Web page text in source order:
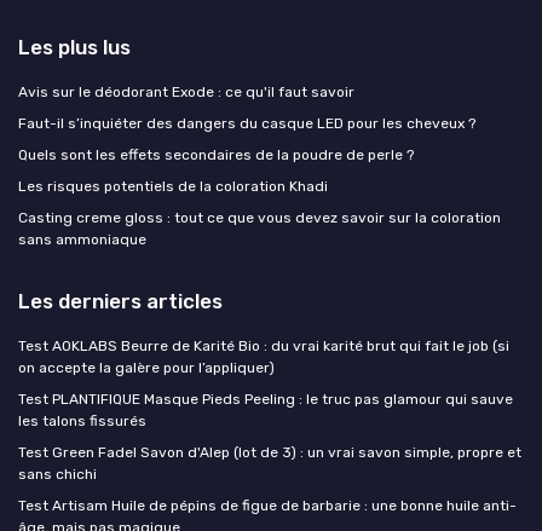
Les plus lus
Avis sur le déodorant Exode : ce qu'il faut savoir
Faut-il s’inquiéter des dangers du casque LED pour les cheveux ?
Quels sont les effets secondaires de la poudre de perle ?
Les risques potentiels de la coloration Khadi
Casting creme gloss : tout ce que vous devez savoir sur la coloration
sans ammoniaque
Les derniers articles
Test AOKLABS Beurre de Karité Bio : du vrai karité brut qui fait le job (si
on accepte la galère pour l’appliquer)
Test PLANTIFIQUE Masque Pieds Peeling : le truc pas glamour qui sauve
les talons fissurés
Test Green Fadel Savon d'Alep (lot de 3) : un vrai savon simple, propre et
sans chichi
Test Artisam Huile de pépins de figue de barbarie : une bonne huile anti-
âge, mais pas magique